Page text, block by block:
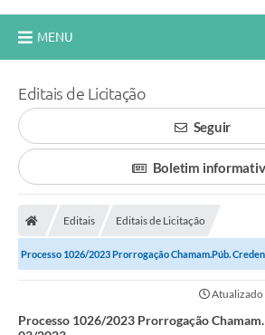
MENU
A Prefeitura
Município
Transparência
1DOC
Editais de Licitação
Seguir
Boletim
Editais Editais de Licitação
Processo 1026/2023 Prorrogação Chamam.Púb.
Atualizado
Processo 1026/2023 Prorrogação